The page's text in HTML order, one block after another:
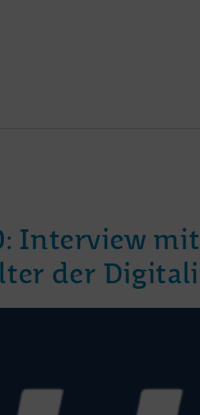
Interview
der